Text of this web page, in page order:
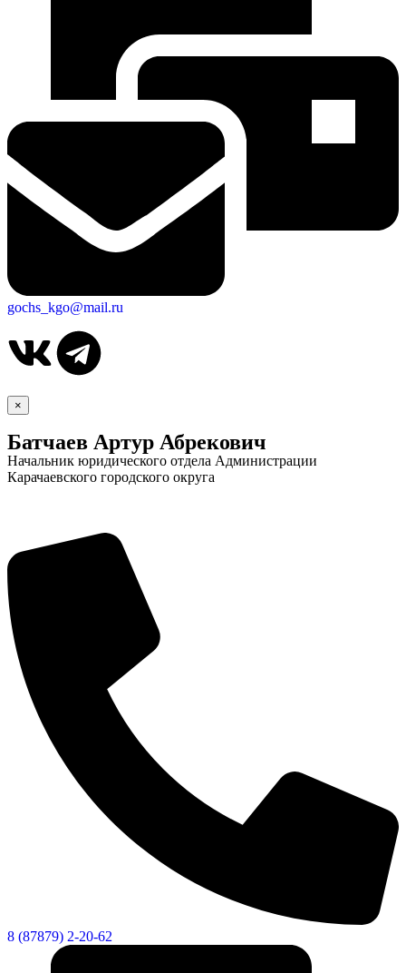
gochs_kgo@mail.ru
×
Батчаев Артур Абрекович
Начальник юридического отдела Администрации
Карачаевского городского округа
8 (87879) 2-20-62